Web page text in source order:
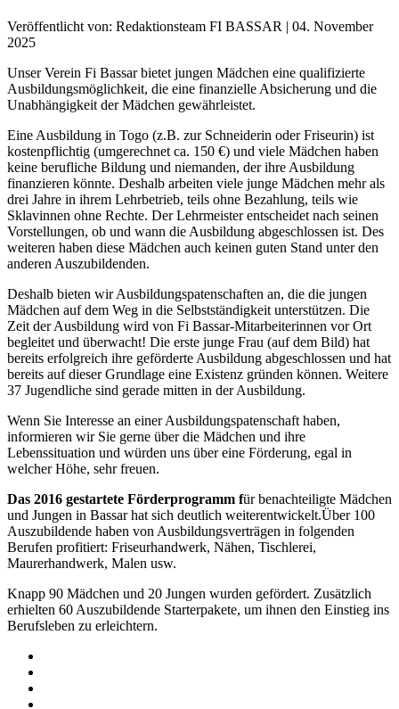
Veröffentlicht von: Redaktionsteam FI BASSAR | 04. November
2025
Unser Verein Fi Bassar bietet jungen Mädchen eine qualifizierte
Ausbildungsmöglichkeit, die eine finanzielle Absicherung und die
Unabhängigkeit der Mädchen gewährleistet.
Eine Ausbildung in Togo (z.B. zur Schneiderin oder Friseurin) ist
kostenpflichtig (umgerechnet ca. 150 €) und viele Mädchen haben
keine berufliche Bildung und niemanden, der ihre Ausbildung
finanzieren könnte. Deshalb arbeiten viele junge Mädchen mehr als
drei Jahre in ihrem Lehrbetrieb, teils ohne Bezahlung, teils wie
Sklavinnen ohne Rechte. Der Lehrmeister entscheidet nach seinen
Vorstellungen, ob und wann die Ausbildung abgeschlossen ist. Des
weiteren haben diese Mädchen auch keinen guten Stand unter den
anderen Auszubildenden.
Deshalb bieten wir Ausbildungspatenschaften an, die die jungen
Mädchen auf dem Weg in die Selbstständigkeit unterstützen. Die
Zeit der Ausbildung wird von Fi Bassar-Mitarbeiterinnen vor Ort
begleitet und überwacht! Die erste junge Frau (auf dem Bild) hat
bereits erfolgreich ihre geförderte Ausbildung abgeschlossen und hat
bereits auf dieser Grundlage eine Existenz gründen können. Weitere
37 Jugendliche sind gerade mitten in der Ausbildung.
Wenn Sie Interesse an einer Ausbildungspatenschaft haben,
informieren wir Sie gerne über die Mädchen und ihre
Lebenssituation und würden uns über eine Förderung, egal in
welcher Höhe, sehr freuen.
Das 2016 gestartete Förderprogramm für benachteiligte Mädchen
und Jungen in Bassar hat sich deutlich weiterentwickelt.Über 100
Auszubildende haben von Ausbildungsverträgen in folgenden
Berufen profitiert: Friseurhandwerk, Nähen, Tischlerei,
Maurerhandwerk, Malen usw.
Knapp 90 Mädchen und 20 Jungen wurden gefördert. Zusätzlich
erhielten 60 Auszubildende Starterpakete, um ihnen den Einstieg ins
Berufsleben zu erleichtern.